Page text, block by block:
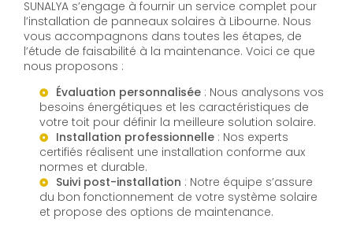
SUNALYA s’engage à fournir un service complet pour
l’installation de panneaux solaires à Libourne. Nous
vous accompagnons dans toutes les étapes, de
l’étude de faisabilité à la maintenance. Voici ce que
nous proposons :
Évaluation personnalisée : Nous analysons vos
besoins énergétiques et les caractéristiques de
votre toit pour définir la meilleure solution solaire.
Installation professionnelle : Nos experts
certifiés réalisent une installation conforme aux
normes et durable.
Suivi post-installation : Notre équipe s’assure
du bon fonctionnement de votre système solaire
et propose des options de maintenance.